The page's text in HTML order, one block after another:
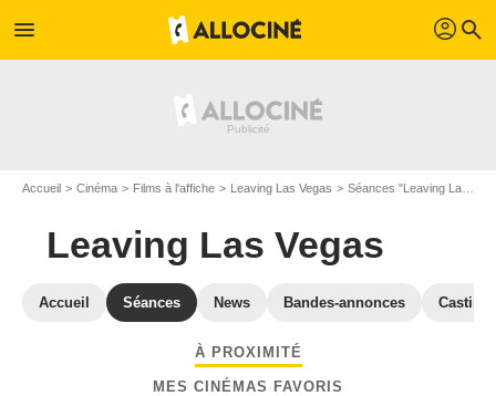
menu profil search
Accueil Cinéma Films à l'affiche Leaving Las Vegas Séances "Leaving Las Vegas" Paris
Leaving Las Vegas
Accueil Séances News Bandes-annonces Casting
À PROXIMITÉ
MES CINÉMAS FAVORIS